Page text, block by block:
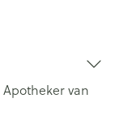
Apotheker van